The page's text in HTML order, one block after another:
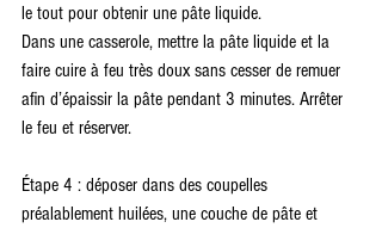
le tout pour obtenir une pâte liquide.
Dans une casserole, mettre la pâte liquide et la
faire cuire à feu très doux sans cesser de remuer
afin d’épaissir la pâte pendant 3 minutes. Arrêter
le feu et réserver.
Étape 4 : déposer dans des coupelles
préalablement huilées, une couche de pâte et